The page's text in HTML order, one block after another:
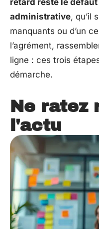
administrative, qu’il
manquants ou d’un
l’agrément,
ligne : ces trois
démarche.
Ne ratez
l'actu